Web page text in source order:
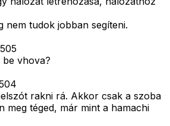
nem tudok jobban segíteni.
be vhova?
rakni rá. Akkor csak a szoba
meg téged, már mint a hamachi